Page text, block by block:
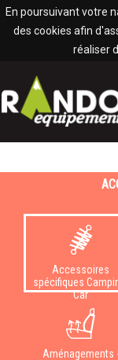
En poursuivant votre
des cookies afin
réaliser
Accessoires
spécifiques
Car
Aménagements
Panneau de gestion